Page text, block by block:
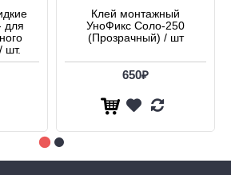
для
шт.
Клей монтажный
УноФикс Соло-250
(Прозрачный) / шт
650₽